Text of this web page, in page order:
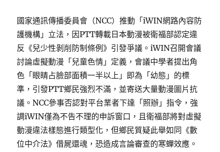
國家通訊傳播委員會（NCC）推動「iWIN網路內容防
護機構」立法，因PTT轉載日本動漫被衛福部認定違
反《兒少性剝削防制條例》引發爭議。iWIN召開會議
討論虛擬動漫「兒童色情」定義，會議中學者提出角
色「眼睛占臉部面積一半以上」即為「幼態」的標
準，引發PTT鄉民強烈不滿，並寄送大量動漫圖片抗
議。NCC參事否認對平台業者下達「照辦」指令，強
調iWIN僅為不告不理的申訴窗口，且衛福部將對虛擬
動漫違法樣態進行類型化，但鄉民質疑此舉如同《數
位中介法》借屍還魂，恐造成言論審查的寒蟬效應。